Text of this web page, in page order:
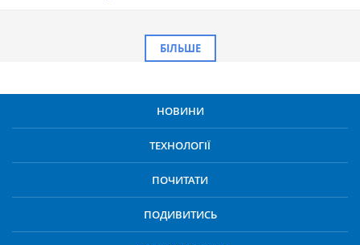
БІЛЬШЕ
НОВИНИ
ТЕХНОЛОГІЇ
ПОЧИТАТИ
ПОДИВИТИСЬ